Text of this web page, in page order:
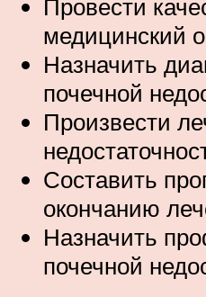
Провести
медицинский
Назначить
почечной
Произвести
Составить
окончанию
Назначить
почечной